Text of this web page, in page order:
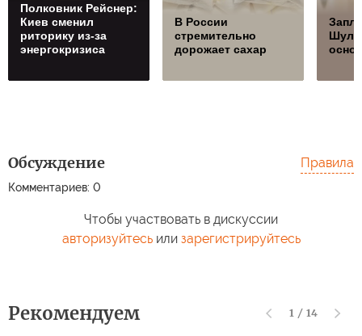
Полковник Рейснер:
Киев сменил
риторику из-за
энергокризиса
В России
стремительно
дорожает сахар
Обсуждение
Комментариев: 0
Правила
Чтобы участвовать в дискуссии
авторизуйтесьили зарегистрируйтесь
Рекомендуем 1 / 14